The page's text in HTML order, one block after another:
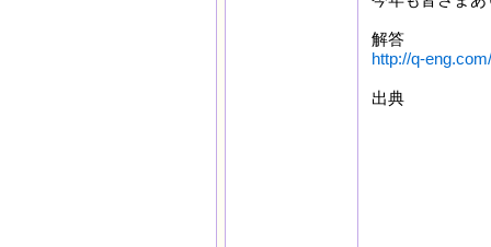
解答
http://q-
出典